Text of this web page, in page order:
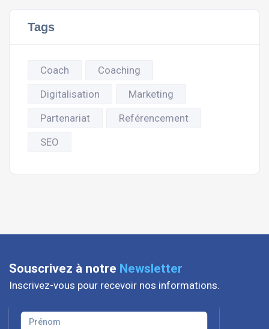
Tags
Coach
Coaching
Digitalisation
Marketing
Partenariat
Reférencement
SEO
Souscrivez à notre Newsletter
Inscrivez-vous pour recevoir nos informations.